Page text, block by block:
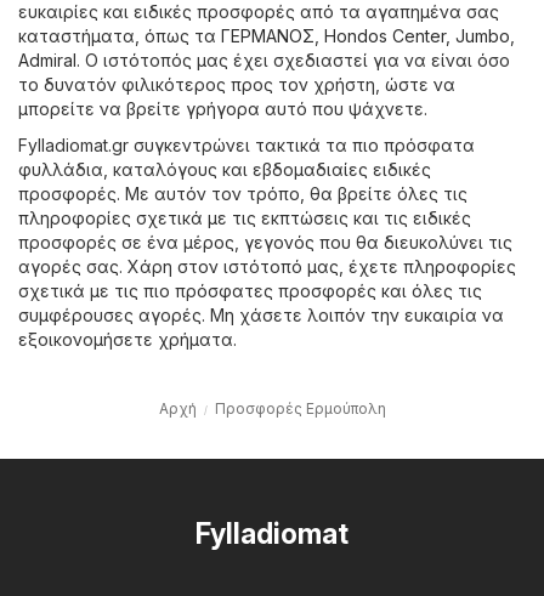
ευκαιρίες και ειδικές προσφορές από τα αγαπημένα σας
καταστήματα, όπως τα ΓΕΡΜΑΝΟΣ, Hondos Center, Jumbo,
Admiral . Ο ιστότοπός μας έχει σχεδιαστεί για να είναι όσο
το δυνατόν φιλικότερος προς τον χρήστη, ώστε να
μπορείτε να βρείτε γρήγορα αυτό που ψάχνετε.
Fylladiomat.gr συγκεντρώνει τακτικά τα πιο πρόσφατα
φυλλάδια, καταλόγους και εβδομαδιαίες ειδικές
προσφορές. Με αυτόν τον τρόπο, θα βρείτε όλες τις
πληροφορίες σχετικά με τις εκπτώσεις και τις ειδικές
προσφορές σε ένα μέρος, γεγονός που θα διευκολύνει τις
αγορές σας. Χάρη στον ιστότοπό μας, έχετε πληροφορίες
σχετικά με τις πιο πρόσφατες προσφορές και όλες τις
συμφέρουσες αγορές. Μη χάσετε λοιπόν την ευκαιρία να
εξοικονομήσετε χρήματα.
Αρχή Προσφορές Ερμούπολη
Fylladiomat